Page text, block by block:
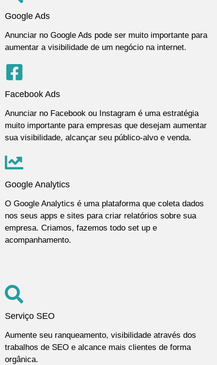
Google Ads
Anunciar no Google Ads pode ser muito importante para
aumentar a visibilidade de um negócio na internet.
Facebook Ads
Anunciar no Facebook ou Instagram é uma estratégia
muito importante para empresas que desejam aumentar
sua visibilidade, alcançar seu público-alvo e venda.
Google Analytics
O Google Analytics é uma plataforma que coleta dados
nos seus apps e sites para criar relatórios sobre sua
empresa. Criamos, fazemos todo set up e
acompanhamento.
Serviço SEO
Aumente seu ranqueamento, visibilidade através dos
trabalhos de SEO e alcance mais clientes de forma
orgânica.